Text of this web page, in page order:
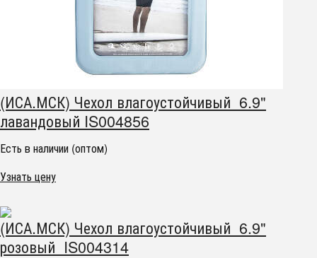
(ИСА.МСК) Чехол влагоустойчивый 6.9"
лавандовый IS004856
Есть в наличии (оптом)
Узнать цену
(ИСА.МСК) Чехол влагоустойчивый 6.9"
розовый IS004314